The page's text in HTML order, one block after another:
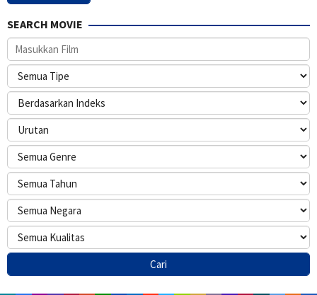
SEARCH MOVIE